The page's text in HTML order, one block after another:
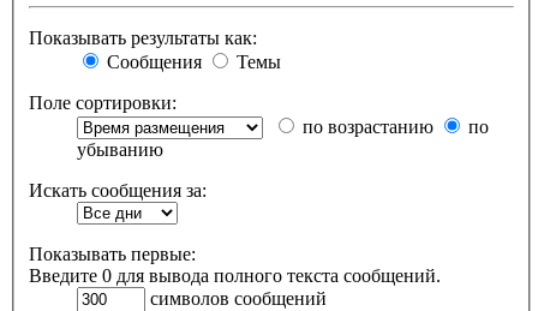
Показывать результаты как:
Сообщения
Темы
Поле сортировки:
по возрастанию
по
убыванию
Искать сообщения за:
Показывать первые:
Введите 0 для вывода полного текста сообщений.
символов сообщений